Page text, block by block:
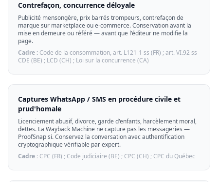
Contrefaçon, concurrence déloyale
Publicité mensongère, prix barrés trompeurs, contrefaçon de
marque sur marketplace ou e-commerce. Conservation avant la
mise en demeure ou référé — avant que l'éditeur ne modifie la
page.
Cadre : Code de la consommation, art. L121-1 ss (FR) ; art. VI.92 ss
CDE (BE) ; LCD (CH) ; Loi sur la concurrence (CA)
Captures WhatsApp / SMS en procédure civile et
prud'homale
Licenciement abusif, divorce, garde d'enfants, harcèlement moral,
dettes. La Wayback Machine ne capture pas les messageries —
ProofSnap si. Conservez la conversation avec authentification
cryptographique vérifiable par expert.
Cadre : CPC (FR) ; Code judiciaire (BE) ; CPC (CH) ; CPC du Québec